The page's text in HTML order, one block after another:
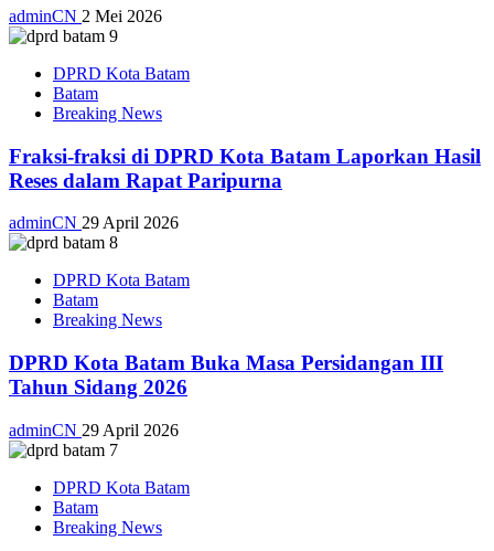
adminCN 2 Mei 2026
DPRD Kota Batam
Batam
Breaking News
Fraksi-fraksi di DPRD Kota Batam Laporkan Hasil
Reses dalam Rapat Paripurna
adminCN 29 April 2026
DPRD Kota Batam
Batam
Breaking News
DPRD Kota Batam Buka Masa Persidangan III
Tahun Sidang 2026
adminCN 29 April 2026
DPRD Kota Batam
Batam
Breaking News